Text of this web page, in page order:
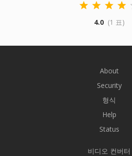
4.0 (1 표)
About
Security
형식
Help
Status
비디오 컨버터